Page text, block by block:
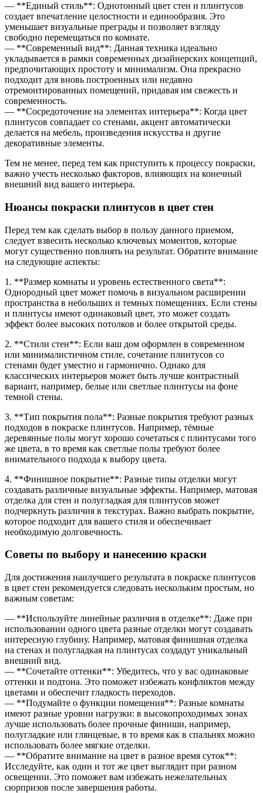
— **Единый стиль**: Однотонный цвет стен и плинтусов
создает впечатление целостности и единообразия. Это
уменьшает визуальные преграды и позволяет взгляду
свободно перемещаться по комнате.
— **Современный вид**: Данная техника идеально
укладывается в рамки современных дизайнерских концепций,
предпочитающих простоту и минимализм. Она прекрасно
подходит для вновь построенных или недавно
отремонтированных помещений, придавая им свежесть и
современность.
— **Сосредоточение на элементах интерьера**: Когда цвет
плинтусов совпадает со стенами, акцент автоматически
делается на мебель, произведения искусства и другие
декоративные элементы.
Тем не менее, перед тем как приступить к процессу покраски,
важно учесть несколько факторов, влияющих на конечный
внешний вид вашего интерьера.
Нюансы покраски плинтусов в цвет стен
Перед тем как сделать выбор в пользу данного приемом,
следует взвесить несколько ключевых моментов, которые
могут существенно повлиять на результат. Обратите внимание
на следующие аспекты:
1. **Размер комнаты и уровень естественного света**:
Однородный цвет может помочь в визуальном расширении
пространства в небольших и темных помещениях. Если стены
и плинтусы имеют одинаковый цвет, это может создать
эффект более высоких потолков и более открытой среды.
2. **Стили стен**: Если ваш дом оформлен в современном
или минималистичном стиле, сочетание плинтусов со
стенами будет уместно и гармонично. Однако для
классических интерьеров может быть лучше контрастный
вариант, например, белые или светлые плинтусы на фоне
темной стены.
3. **Тип покрытия пола**: Разные покрытия требуют разных
подходов в покраске плинтусов. Например, тёмные
деревянные полы могут хорошо сочетаться с плинтусами того
же цвета, в то время как светлые полы требуют более
внимательного подхода к выбору цвета.
4. **Финишное покрытие**: Разные типы отделки могут
создавать различные визуальные эффекты. Например, матовая
отделка для стен и полугладкая для плинтусов может
подчеркнуть различия в текстурах. Важно выбрать покрытие,
которое подходит для вашего стиля и обеспечивает
необходимую долговечность.
Советы по выбору и нанесению краски
Для достижения наилучшего результата в покраске плинтусов
в цвет стен рекомендуется следовать нескольким простым, но
важным советам:
— **Используйте линейные различия в отделке**: Даже при
использовании одного цвета разные отделки могут создавать
интересную глубину. Например, матовая финишная отделка
на стенах и полугладкая на плинтусах создадут уникальный
внешний вид.
— **Сочетайте оттенки**: Убедитесь, что у вас одинаковые
оттенки и подтона. Это поможет избежать конфликтов между
цветами и обеспечит гладкость переходов.
— **Подумайте о функции помещения**: Разные комнаты
имеют разные уровни нагрузки: в высокопроходимых зонах
лучше использовать более прочные финиши, например,
полугладкие или глянцевые, в то время как в спальнях можно
использовать более мягкие отделки.
— **Обратите внимание на цвет в разное время суток**:
Исследуйте, как один и тот же цвет выглядит при разном
освещении. Это поможет вам избежать нежелательных
сюрпризов после завершения работы.